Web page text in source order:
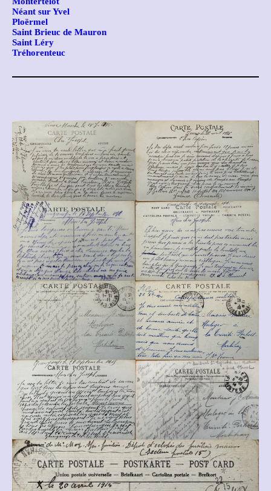
Néant sur Yvel
Ploërmel
Saint Brieuc de Mauron
Saint Léry
Tréhorenteuc